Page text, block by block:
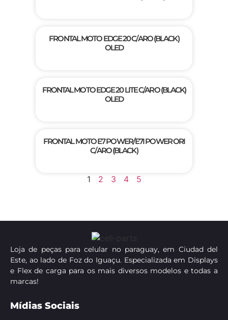
FRONTAL MOTO EDGE 20 C/ARO (BLACK)
OLED
FRONTAL MOTO EDGE 20 LITE C/ARO (BLACK)
OLED
FRONTAL MOTO E7 POWER/E7I POWER ORI
C/ARO (BLACK)
1 2 3 4 5
Loja de peças para celular no paraguay, em Ciudad del
Este, ao lado de Foz do Iguaçu. Especializada em Displays
e Flex de carga para os mais diversos modelos e todas a
marcas!
Mídias Sociais